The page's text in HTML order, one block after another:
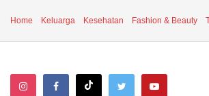
Home Keluarga Kesehatan Fashion & Beauty